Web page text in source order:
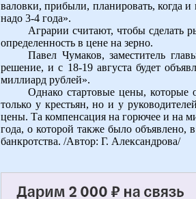
валовки, прибыли, планировать, когда
надо 3-4 года».
Аграрии считают, чтобы сделать
определенность в цене на зерно.
Павел Чумаков, заместитель
решение, и с 18-19 августа будет
миллиард рублей».
Однако стартовые цены, которые
только у крестьян, но и у
цены. Та компенсация на горючее и на
года, о которой также было объявлено,
банкротства. /Автор: Г. Александрова/